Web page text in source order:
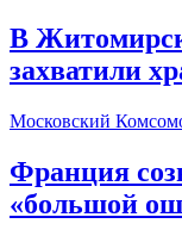
В
захватили
Московский
Франция
«большой